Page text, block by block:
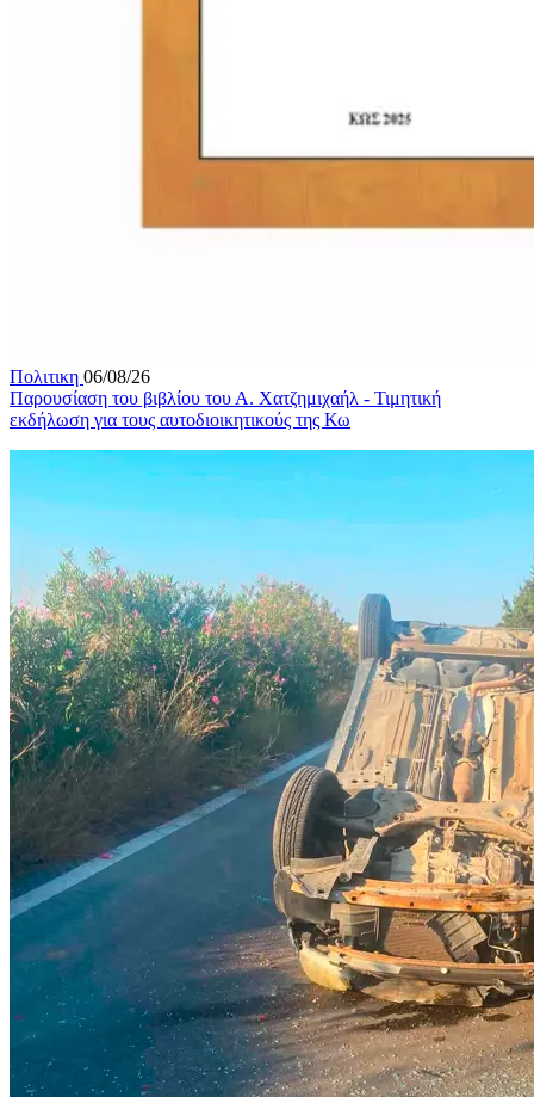
Πολιτικη 06/08/26
Παρουσίαση του βιβλίου του Α. Χατζημιχαήλ - Τιμητική
εκδήλωση για τους αυτοδιοικητικούς της Κω